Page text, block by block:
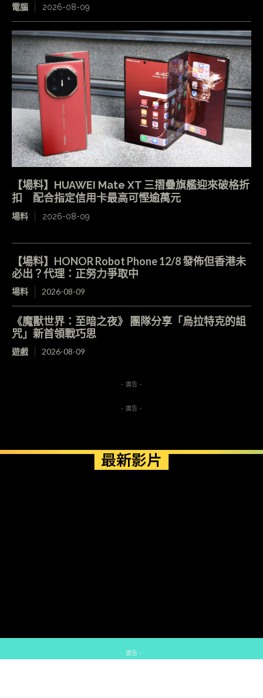
電腦 2026-08-09
【場料】HUAWEI Mate XT 三摺疊旗艦迎來破格折
扣 配合指定信用卡最高可慳逾萬元
場料 2026-08-09
【場料】HONOR Robot Phone 12/8 發佈但香港未
必出？代理：正努力爭取中
場料 2026-08-09
《魔獸世界：至暗之夜》 團隊分享「烏拉特克的詛
咒」新首領戰巧思
遊戲 2026-08-09
- 廣告 -
- 廣告 -
最新影片
- 廣告 -